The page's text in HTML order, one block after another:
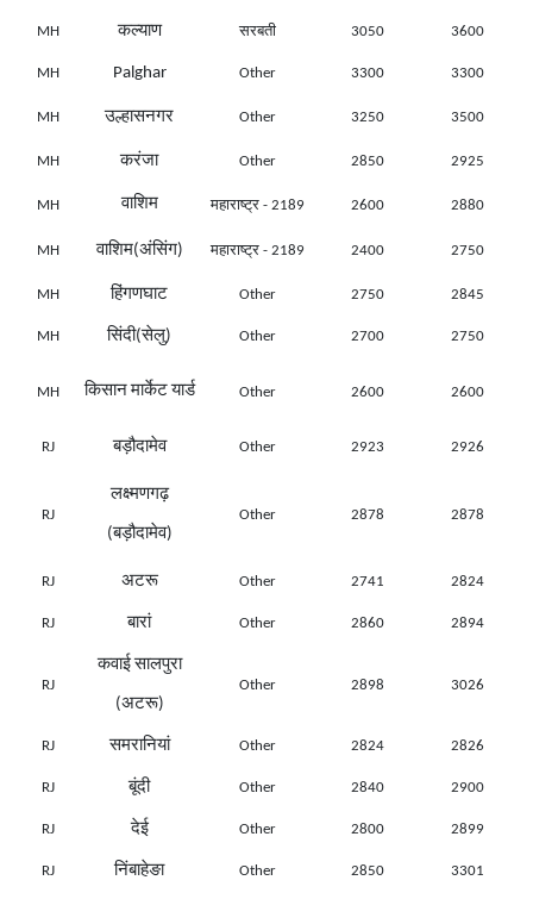
MH कल्याण सरबती 3050 3600
MH Palghar Other 3300 3300
MH उल्हासनगर Other 3250 3500
MH करंजा Other 2850 2925
MH वाशिम महाराष्ट्र - 2189 2600 2880
MH वाशिम(अंसिंग) महाराष्ट्र - 2189 2400 2750
MH हिंगणघाट Other 2750 2845
MH सिंदी(सेलु) Other 2700 2750
MH किसान मार्केट यार्ड Other 2600 2600
RJ बड़ौदामेव Other 2923 2926
RJ
लक्ष्मणगढ़
(बड़ौदामेव)
Other 2878 2878
RJ अटरू Other 2741 2824
RJ बारां Other 2860 2894
RJ
कवाई सालपुरा
(अटरू)
Other 2898 3026
RJ समरानियां Other 2824 2826
RJ बूंदी Other 2840 2900
RJ देई Other 2800 2899
RJ निंबाहेङा Other 2850 3301